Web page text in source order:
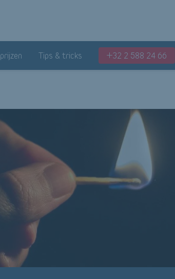
Tips & tricks +32 2 588 24 66